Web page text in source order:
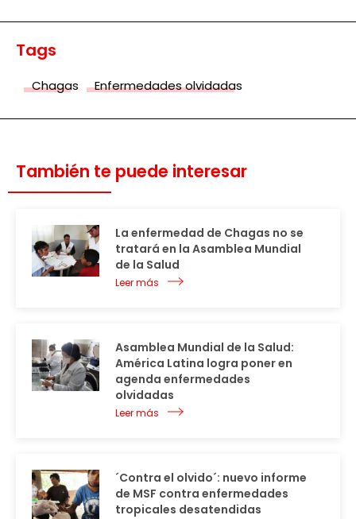
Tags
Chagas Enfermedades olvidadas
También te puede interesar
La enfermedad de Chagas no se
tratará en la Asamblea Mundial
de la Salud
Leer más
Asamblea Mundial de la Salud:
América Latina logra poner en
agenda enfermedades
olvidadas
Leer más
´Contra el olvido´: nuevo informe
de MSF contra enfermedades
tropicales desatendidas